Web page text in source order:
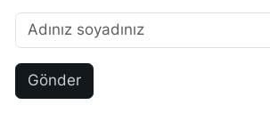
Gönder